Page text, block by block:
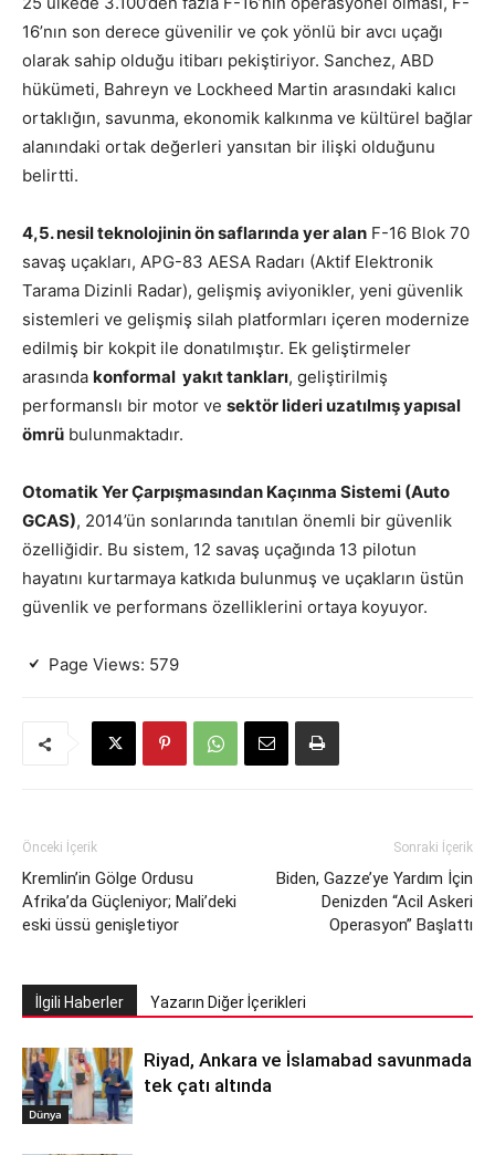
16’nın son derece güvenilir ve çok yönlü bir avcı uçağı
olarak sahip olduğu itibarı pekiştiriyor. Sanchez, ABD
hükümeti, Bahreyn ve Lockheed Martin arasındaki kalıcı
ortaklığın, savunma, ekonomik kalkınma ve kültürel bağlar
alanındaki ortak değerleri yansıtan bir ilişki olduğunu
belirtti.
4,5. nesil teknolojinin ön saflarında yer alan F-16 Blok 70
savaş uçakları, APG-83 AESA Radarı (Aktif Elektronik
Tarama Dizinli Radar), gelişmiş aviyonikler, yeni güvenlik
sistemleri ve gelişmiş silah platformları içeren modernize
edilmiş bir kokpit ile donatılmıştır. Ek geliştirmeler
arasında konformal yakıt tankları, geliştirilmiş
performanslı bir motor ve sektör lideri uzatılmış yapısal
ömrü bulunmaktadır.
Otomatik Yer Çarpışmasından Kaçınma Sistemi (Auto
GCAS), 2014’ün sonlarında tanıtılan önemli bir güvenlik
özelliğidir. Bu sistem, 12 savaş uçağında 13 pilotun
hayatını kurtarmaya katkıda bulunmuş ve uçakların üstün
güvenlik ve performans özelliklerini ortaya koyuyor.
Page Views: 579
Önceki İçerik
Kremlin’in Gölge Ordusu
Afrika’da Güçleniyor; Mali’deki
eski üssü genişletiyor
Sonraki İçerik
Biden, Gazze’ye Yardım İçin
Denizden “Acil Askeri
Operasyon” Başlattı
İlgili Haberler Yazarın Diğer İçerikleri
Dünya
Riyad, Ankara ve İslamabad savunmada
tek çatı altında